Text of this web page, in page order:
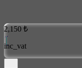
2,150 ₺
inc_vat